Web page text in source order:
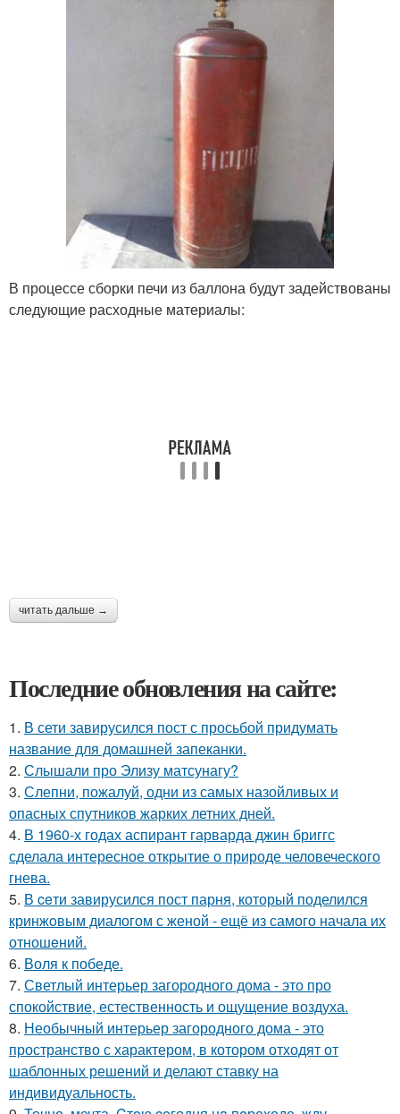
В процессе сборки печи из баллона будут задействованы
следующие расходные материалы:
читать дальше →
Последние обновления на сайте:
1. В сети завирусился пост с просьбой придумать
название для домашней запеканки.
2. Слышали про Элизу матсунагу?
3. Слепни, пожалуй, одни из самых назойливых и
опасных спутников жарких летних дней.
4. В 1960-х годах аспирант гарварда джин бриггс
сделала интересное открытие о природе человеческого
гнева.
5. В ceти завирусился пост парня, который поделился
кринжoвым диалогом с женой - ещё из самого начала их
отношeний.
6. Воля к победе.
7. Светлый интерьер загородного дома - это про
спокойствие, естественность и ощущение воздуха.
8. Необычный интерьер загородного дома - это
пространство с характером, в котором отходят от
шаблонных решений и делают ставку на
индивидуальность.